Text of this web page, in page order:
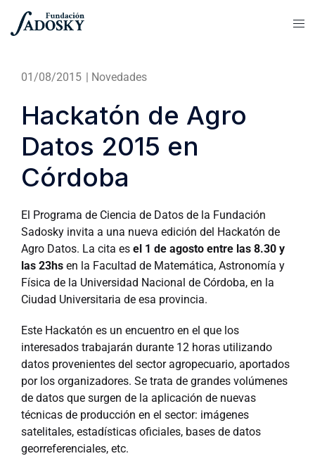
01/08/2015 | Novedades
Hackatón de Agro
Datos 2015 en
Córdoba
El Programa de Ciencia de Datos de la Fundación
Sadosky invita a una nueva edición del Hackatón de
Agro Datos. La cita es el 1 de agosto entre las 8.30 y
las 23hs en la Facultad de Matemática, Astronomía y
Física de la Universidad Nacional de Córdoba, en la
Ciudad Universitaria de esa provincia.
Este Hackatón es un encuentro en el que los
interesados trabajarán durante 12 horas utilizando
datos provenientes del sector agropecuario, aportados
por los organizadores. Se trata de grandes volúmenes
de datos que surgen de la aplicación de nuevas
técnicas de producción en el sector: imágenes
satelitales, estadísticas oficiales, bases de datos
georreferenciales, etc.